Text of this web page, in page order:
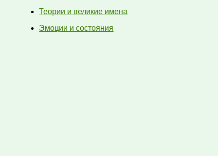
Теории и великие имена
Эмоции и состояния